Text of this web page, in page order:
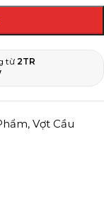
từ 2TR
, Vợt Cầu